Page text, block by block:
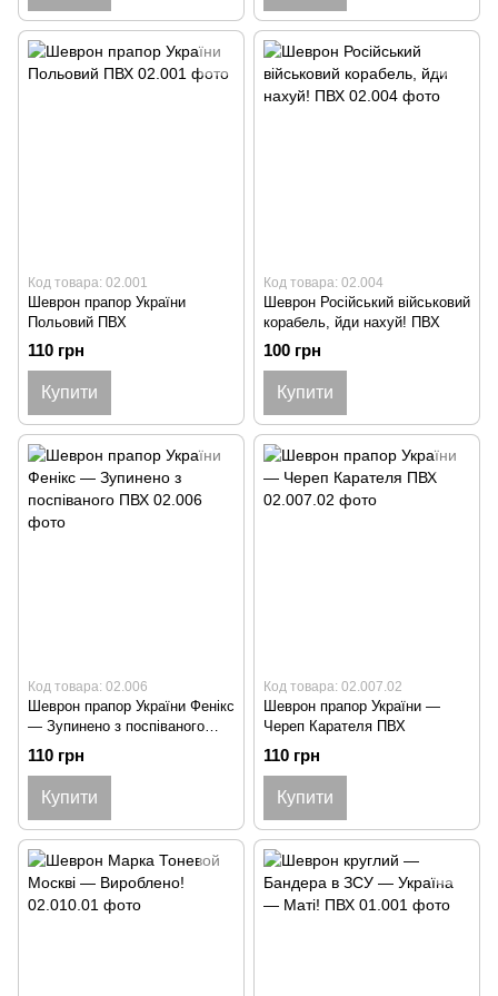
Код товара: 02.001
Шеврон прапор України
Польовий ПВХ
110 грн
Купити
Код товара: 02.004
Шеврон Російський військовий
корабель, йди нахуй! ПВХ
100 грн
Купити
Код товара: 02.006
Шеврон прапор України Фенікс
— Зупинено з поспіваного
ПВХ
110 грн
Купити
Код товара: 02.007.02
Шеврон прапор України —
Череп Карателя ПВХ
110 грн
Купити